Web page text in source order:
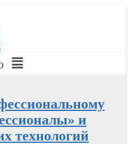
и
технологий